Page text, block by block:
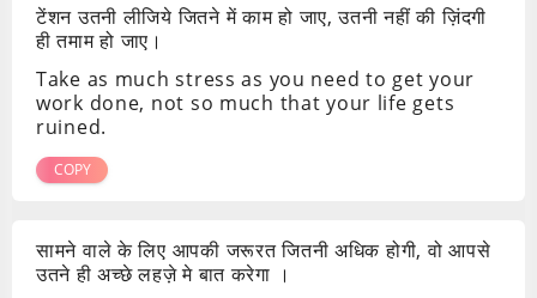
टेंशन उतनी लीजिये जितने में काम हो जाए, उतनी नहीं की ज़िंदगी
ही तमाम हो जाए।
Take as much stress as you need to get your
work done, not so much that your life gets
ruined.
COPY
सामने वाले के लिए आपकी जरूरत जितनी अधिक होगी, वो आपसे
उतने ही अच्छे लहज़े मे बात करेगा ।